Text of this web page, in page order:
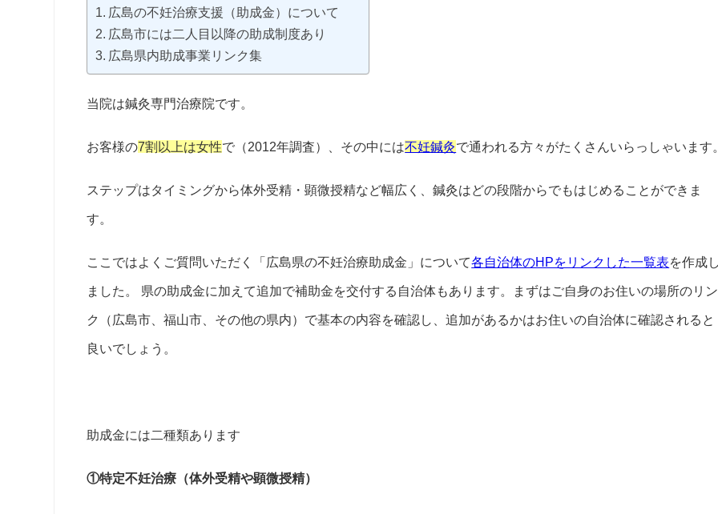
広島の不妊治療支援（助成金）について
広島市には二人目以降の助成制度あり
広島県内助成事業リンク集
当院は鍼灸専門治療院です。
お客様の7割以上は女性で（2012年調査）、その中には不妊鍼灸で通われる方々がたくさんいらっしゃいます
ステップはタイミングから体外受精・顕微授精など幅広く、鍼灸はどの段階からでもはじめることができま
す。
ここではよくご質問いただく「広島県の不妊治療助成金」について各自治体のHPをリンクした一覧表を作成
ました。 県の助成金に加えて追加で補助金を交付する自治体もあります。まずはご自身のお住いの場所のリン
ク（広島市、福山市、その他の県内）で基本の内容を確認し、追加があるかはお住いの自治体に確認されると
良いでしょう。
助成金には二種類あります
①特定不妊治療（体外受精や顕微授精）